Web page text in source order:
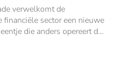
verwelkomt de
financiële sector een nieuwe
die anders opereert dan
is geweest van